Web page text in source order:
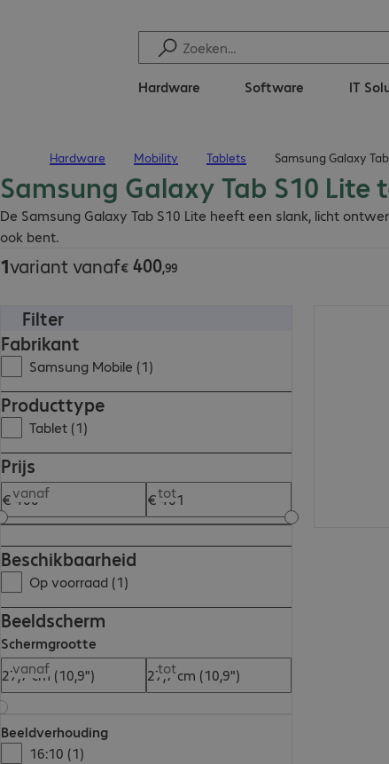
Hardware Software IT
Hardware Mobility Tablets Samsung Galaxy
Samsung Galaxy Tab S10 Lite
De Samsung Galaxy Tab S10 Lite heeft een slank, licht
ook bent.
1variant vanaf€ 400,99
€ 400,99
Filter
Fabrikant
Samsung Mobile (1)
Producttype
Tablet (1)
Prijs
vanaf tot
Beschikbaarheid
Op voorraad (1)
Beeldscherm
Schermgrootte
vanaf
tot
Beeldverhouding
16:10 (1)